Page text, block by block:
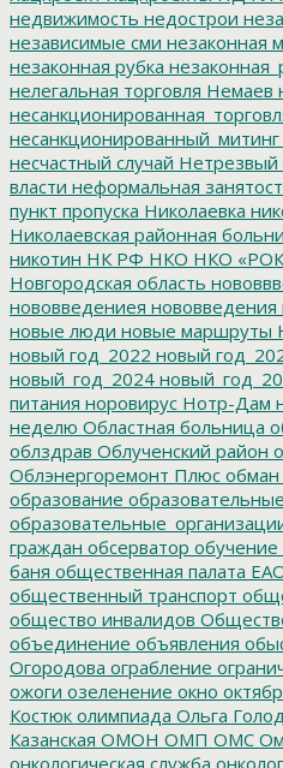
недвижимость недострои
независимые сми незаконная
незаконная рубка
нелегальная торговля Немаев
несанкционированный_митинг
несчастный случай Нетрезвый
власти неформальная
пункт пропуска Николаевка
Николаевская районная
никотин НК РФ НКО НКО
Новгородская область
нововведениея нововведения
новые люди новые маршруты
новый год_2022 новый
новый_год_2024
питания норовирус Нотр-Дам
неделю Областная больница
облздрав Облученский район
Облэнергоремонт Плюс обман
образование
граждан обсерватор обучение
баня общественная палата
общественный транспорт
общество инвалидов
объединение объявления
Огородова ограбление
ожоги озеленение окно
Костюк олимпиада Ольга
Казанская ОМОН ОМП ОМС
онкологическая служба